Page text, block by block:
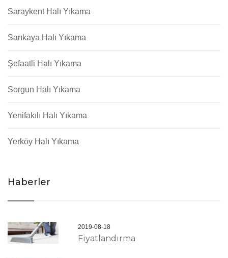
Saraykent Halı Yıkama
Sarıkaya Halı Yıkama
Şefaatli Halı Yıkama
Sorgun Halı Yıkama
Yenifakılı Halı Yıkama
Yerköy Halı Yıkama
Haberler
2019-08-18
Fiyatlandırma